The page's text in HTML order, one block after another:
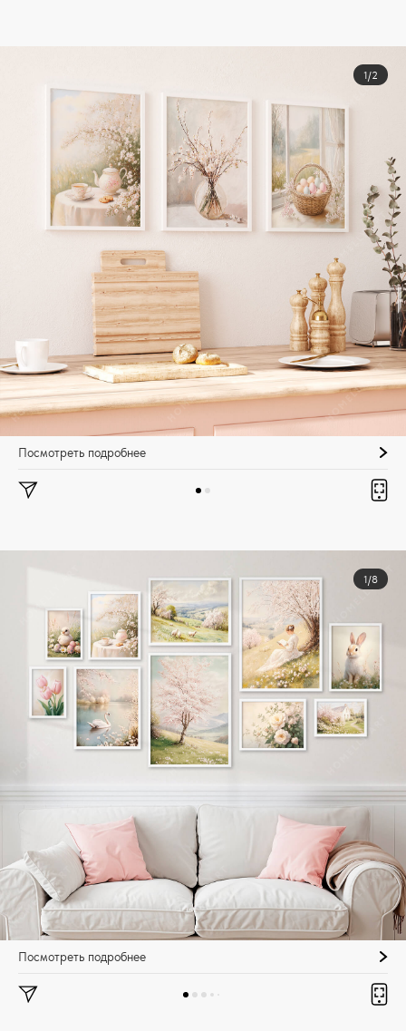
1/2
Посмотреть подробнее
1/8
Посмотреть подробнее